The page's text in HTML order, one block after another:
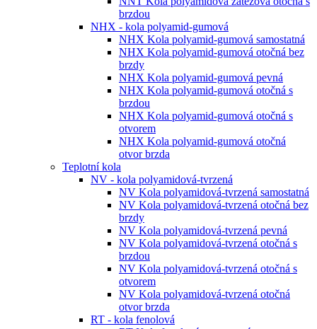
brzdou
NHX - kola polyamid-gumová
NHX Kola polyamid-gumová samostatná
NHX Kola polyamid-gumová otočná bez
brzdy
NHX Kola polyamid-gumová pevná
NHX Kola polyamid-gumová otočná s
brzdou
NHX Kola polyamid-gumová otočná s
otvorem
NHX Kola polyamid-gumová otočná
otvor brzda
Teplotní kola
NV - kola polyamidová-tvrzená
NV Kola polyamidová-tvrzená samostatná
NV Kola polyamidová-tvrzená otočná bez
brzdy
NV Kola polyamidová-tvrzená pevná
NV Kola polyamidová-tvrzená otočná s
brzdou
NV Kola polyamidová-tvrzená otočná s
otvorem
NV Kola polyamidová-tvrzená otočná
otvor brzda
RT - kola fenolová